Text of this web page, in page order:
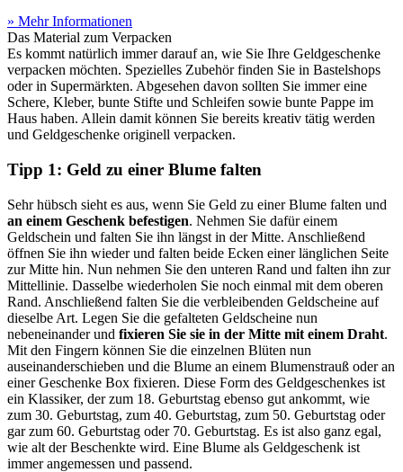
» Mehr Informationen
Das Material zum Verpacken
Es kommt natürlich immer darauf an, wie Sie Ihre Geldgeschenke
verpacken möchten. Spezielles Zubehör finden Sie in Bastelshops
oder in Supermärkten. Abgesehen davon sollten Sie immer eine
Schere, Kleber, bunte Stifte und Schleifen sowie bunte Pappe im
Haus haben. Allein damit können Sie bereits kreativ tätig werden
und Geldgeschenke originell verpacken.
Tipp 1: Geld zu einer Blume falten
Sehr hübsch sieht es aus, wenn Sie Geld zu einer Blume falten und
an einem Geschenk befestigen. Nehmen Sie dafür einem
Geldschein und falten Sie ihn längst in der Mitte. Anschließend
öffnen Sie ihn wieder und falten beide Ecken einer länglichen Seite
zur Mitte hin. Nun nehmen Sie den unteren Rand und falten ihn zur
Mittellinie. Dasselbe wiederholen Sie noch einmal mit dem oberen
Rand. Anschließend falten Sie die verbleibenden Geldscheine auf
dieselbe Art. Legen Sie die gefalteten Geldscheine nun
nebeneinander und fixieren Sie sie in der Mitte mit einem Draht.
Mit den Fingern können Sie die einzelnen Blüten nun
auseinanderschieben und die Blume an einem Blumenstrauß oder an
einer Geschenke Box fixieren. Diese Form des Geldgeschenkes ist
ein Klassiker, der zum 18. Geburtstag ebenso gut ankommt, wie
zum 30. Geburtstag, zum 40. Geburtstag, zum 50. Geburtstag oder
gar zum 60. Geburtstag oder 70. Geburtstag. Es ist also ganz egal,
wie alt der Beschenkte wird. Eine Blume als Geldgeschenk ist
immer angemessen und passend.